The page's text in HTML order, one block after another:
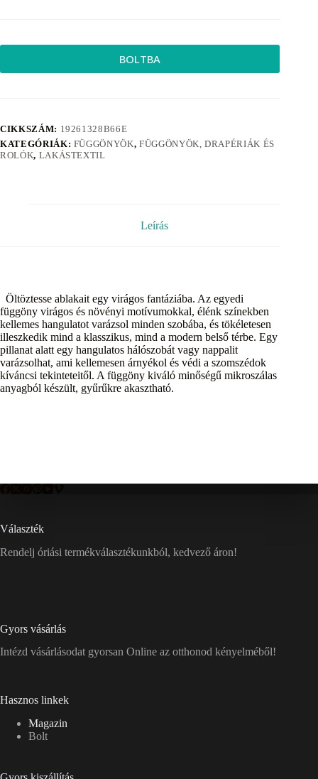
BOLTBA
CIKKSZÁM: 19261328B66E
KATEGÓRIÁK: FÜGGÖNYÖK, FÜGGÖNYÖK, DRAPÉRIÁK ÉS
ROLÓK, LAKÁSTEXTIL
Leírás
Öltöztesse ablakait egy virágos fantáziába. Az egyedi
függöny virágos és növényi motívumokkal, élénk színekben
kellemes hangulatot varázsol minden szobába, és tökéletesen
illeszkedik mind a klasszikus, mind a modern belső térbe. Egy
pillanat alatt egy hangulatos hálószobát vagy nappalit
varázsolhat, ami kellemesen árnyékol és védi a szomszédok
kíváncsi tekinteteitől. A függöny kiváló minőségű mikroszálas
anyagból készült, gyűrűkre akasztható.
Választék
Rendelj óriási termékválasztékunkból, kedvező áron!
Gyors vásárlás
Intézd vásárlásodat gyorsan Online az otthonod kényelméből!
Hasznos linkek
Magazin
Bolt